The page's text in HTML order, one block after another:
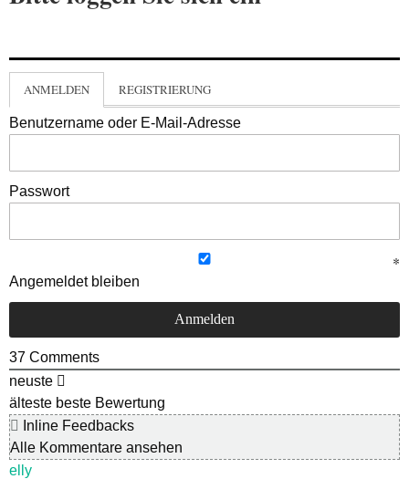
ANMELDEN REGISTRIERUNG
Benutzername oder E-Mail-Adresse
Passwort
Angemeldet bleiben
37 Comments
neuste
älteste beste Bewertung
Inline Feedbacks
Alle Kommentare ansehen
elly